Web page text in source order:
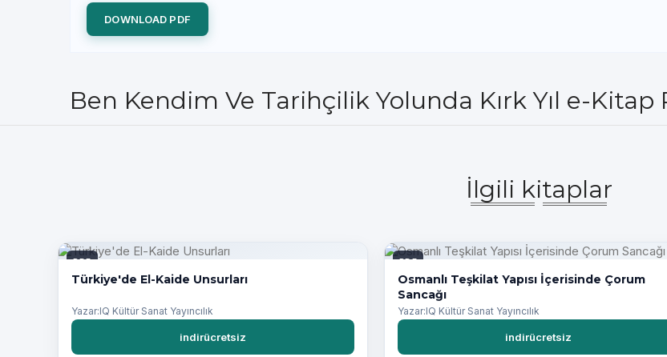
DOWNLOAD PDF
Ben Kendim Ve Tarihçilik Yolunda Kırk Yıl e-
İlgili kitaplar
PDF
Türkiye'de El-Kaide Unsurları
Yazar:IQ Kültür Sanat Yayıncılık
indirücretsiz
PDF
Osmanlı Teşkilat Yapısı İçerisinde Çorum
Sancağı
Yazar:IQ Kültür Sanat Yayıncılık
indirücretsiz